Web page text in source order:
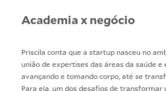
Academia x negócio
Priscila conta que a startup nasceu no
união de expertises das áreas da saúde
avançando e tomando corpo, até se
Para ela, um dos desafios de transformar